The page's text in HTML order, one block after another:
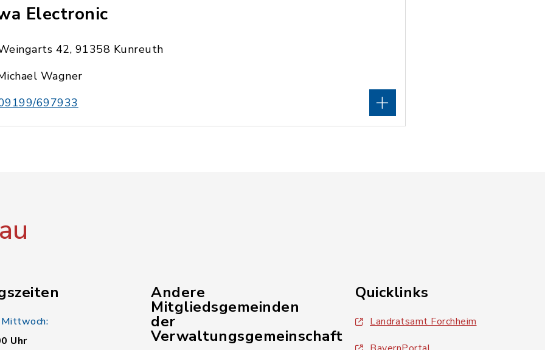
Electronic
42, 91358 Kunreuth
Wagner
697933
Uhr
Andere
Mitgliedsgemeinden
der
Verwaltungsgemeinschaft
Quicklinks
Landratsamt Forchheim